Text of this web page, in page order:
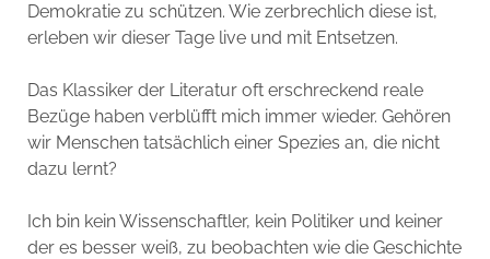
Demokratie zu schützen. Wie zerbrechlich diese ist,
erleben wir dieser Tage live und mit Entsetzen.
Das Klassiker der Literatur oft erschreckend reale
Bezüge haben verblüfft mich immer wieder. Gehören
wir Menschen tatsächlich einer Spezies an, die nicht
dazu lernt?
Ich bin kein Wissenschaftler, kein Politiker und keiner
der es besser weiß, zu beobachten wie die Geschichte